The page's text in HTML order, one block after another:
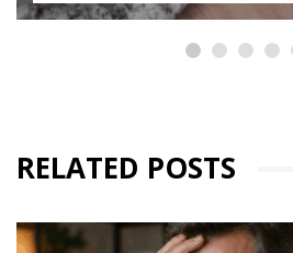
RELATED POSTS